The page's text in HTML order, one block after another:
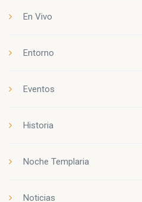
En Vivo
Entorno
Eventos
Historia
Noche Templaria
Noticias